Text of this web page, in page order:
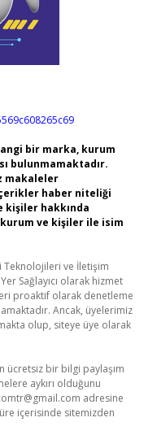
bir marka, kurum
bulunmamaktadır.
makaleler
haber niteliği
kişiler hakkında
kurum ve kişiler ile isim
Teknolojileri ve İletişim
Sağlayıcı olarak hizmet
proaktif olarak denetleme
Ancak, üyelerimiz
olup, siteye üye olarak
ücretsiz bir bilgi paylaşım
aykırı olduğunu
adresine
içerisinde sitemizden